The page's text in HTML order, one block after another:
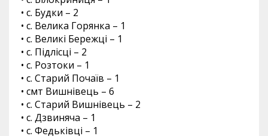
• с. Будки – 2
• с. Велика Горянка – 1
• с. Великі Бережці – 1
• с. Підлісці – 2
• с. Розтоки – 1
• с. Старий Почаїв – 1
• смт Вишнівець – 6
• с. Старий Вишнівець – 2
• с. Дзвиняча – 1
• с. Федьківці – 1